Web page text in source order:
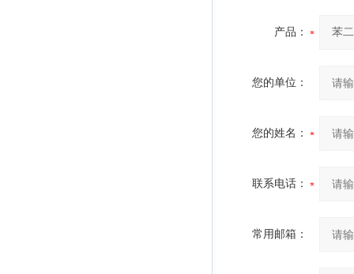
产品：
您的单位：
您的姓名：
联系电话：
常用邮箱：